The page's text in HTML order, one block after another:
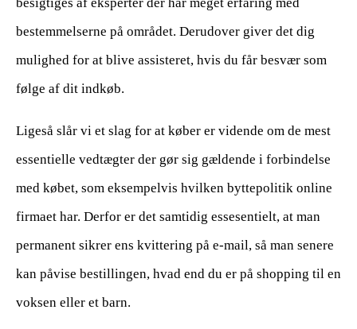
bestemmelserne på området. Derudover giver det dig
mulighed for at blive assisteret, hvis du får besvær som
følge af dit indkøb.
Ligeså slår vi et slag for at køber er vidende om de mest
essentielle vedtægter der gør sig gældende i forbindelse
med købet, som eksempelvis hvilken byttepolitik online
firmaet har. Derfor er det samtidig essesentielt, at man
permanent sikrer ens kvittering på e-mail, så man senere
kan påvise bestillingen, hvad end du er på shopping til en
voksen eller et barn.